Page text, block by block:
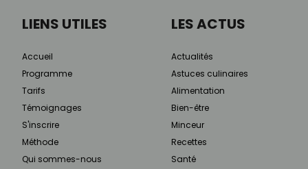
LIENS UTILES
Accueil
Programme
Tarifs
Témoignages
S'inscrire
Méthode
Qui sommes-nous
LES ACTUS
Actualités
Astuces culinaires
Alimentation
Bien-être
Minceur
Recettes
Santé